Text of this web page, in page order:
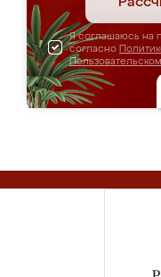
Я соглашаюсь на
согласно